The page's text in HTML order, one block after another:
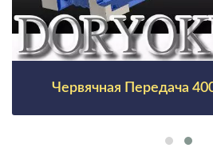
Червячная Передача